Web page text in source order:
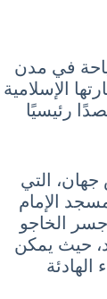
في مدن
الإسلامية
رئيسيًا
جهان، التي
الإمام
الخاجو
حيث يمكن
الهادئة